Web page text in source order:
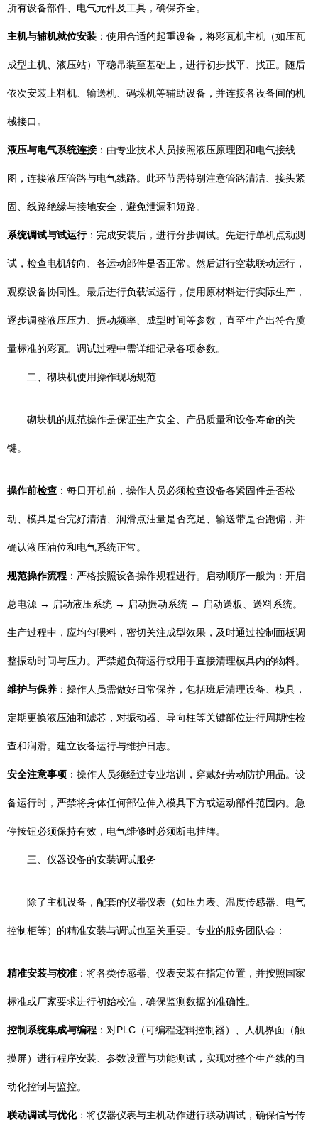
所有设备部件、电气元件及工具，确保齐全。
主机与辅机就位安装 ：使用合适的起重设备，将彩瓦机主机（如压瓦
成型主机、液压站）平稳吊装至基础上，进行初步找平、找正。随后
依次安装上料机、输送机、码垛机等辅助设备，并连接各设备间的机
械接口。
液压与电气系统连接 ：由专业技术人员按照液压原理图和电气接线
图，连接液压管路与电气线路。此环节需特别注意管路清洁、接头紧
固、线路绝缘与接地安全，避免泄漏和短路。
系统调试与试运行：完成安装后，进行分步调试。先进行单机点动测
试，检查电机转向、各运动部件是否正常。然后进行空载联动运行，
观察设备协同性。最后进行负载试运行，使用原材料进行实际生产，
逐步调整液压压力、振动频率、成型时间等参数，直至生产出符合质
量标准的彩瓦。调试过程中需详细记录各项参数。
二、砌块机使用操作现场规范
砌块机的规范操作是保证生产安全、产品质量和设备寿命的关
键。
操作前检查 ：每日开机前，操作人员必须检查设备各紧固件是否松
动、模具是否完好清洁、润滑点油量是否充足、输送带是否跑偏，并
确认液压油位和电气系统正常。
规范操作流程 ：严格按照设备操作规程进行。启动顺序一般为：开启
总电源 → 启动液压系统 → 启动振动系统 → 启动送板、送料系统。
生产过程中，应均匀喂料，密切关注成型效果，及时通过控制面板调
整振动时间与压力。严禁超负荷运行或用手直接清理模具内的物料。
维护与保养 ：操作人员需做好日常保养，包括班后清理设备、模具，
定期更换液压油和滤芯，对振动器、导向柱等关键部位进行周期性检
查和润滑。建立设备运行与维护日志。
安全注意事项 ：操作人员须经过专业培训，穿戴好劳动防护用品。设
备运行时，严禁将身体任何部位伸入模具下方或运动部件范围内。急
停按钮必须保持有效，电气维修时必须断电挂牌。
三、仪器设备的安装调试服务
除了主机设备，配套的仪器仪表（如压力表、温度传感器、电气
控制柜等）的精准安装与调试也至关重要。专业的服务团队会：
精准安装与校准 ：将各类传感器、仪表安装在指定位置，并按照国家
标准或厂家要求进行初始校准，确保监测数据的准确性。
控制系统集成与编程 ：对PLC（可编程逻辑控制器）、人机界面（触
摸屏）进行程序安装、参数设置与功能测试，实现对整个生产线的自
动化控制与监控。
联动调试与优化：将仪器仪表与主机动作进行联动调试，确保信号传